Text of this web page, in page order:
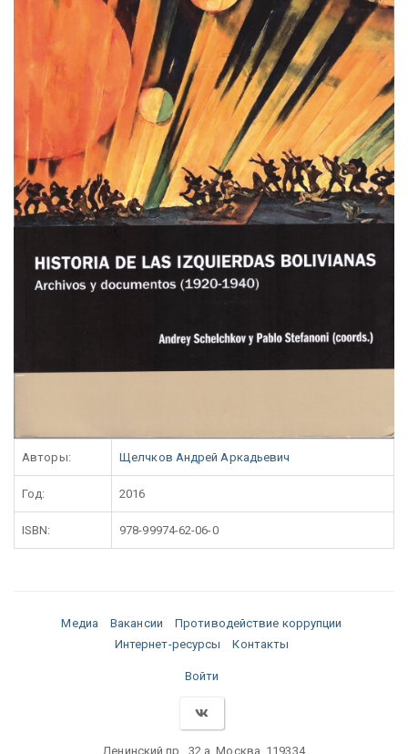
Авторы: Щелчков Андрей Аркадьевич
Год: 2016
ISBN: 978-99974-62-06-0
Медиа Вакансии
Противодействие коррупции
Интернет-ресурсы
Контакты
Войти
Ленинский пр., 32 а, Москва, 119334